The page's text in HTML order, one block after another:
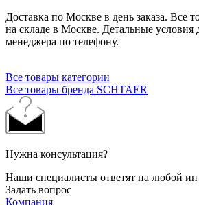
Доставка по Москве в день заказа. Все
на складе в Москве. Детальные условия
менеджера по телефону.
Все товары категории
Все товары бренда SCHTAER
Нужна консультация?
Наши специалисты ответят на любой
Задать вопрос
Компания